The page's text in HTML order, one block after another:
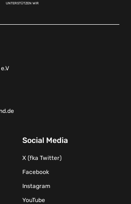
UNTERSTÜTZEN WIR
Social Media
X (fka Twitter)
Facebook
Instagram
YouTube